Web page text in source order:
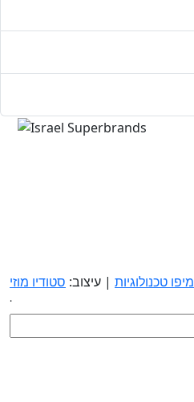
מיפו טכנולוגיות | עיצוב: סטודיו מוזי
.